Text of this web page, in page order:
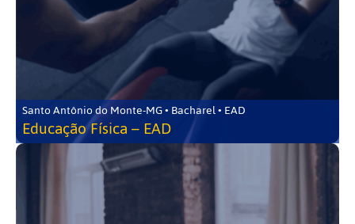
Santo Antônio do Monte-MG • Bacharel • EAD
Educação Física – EAD